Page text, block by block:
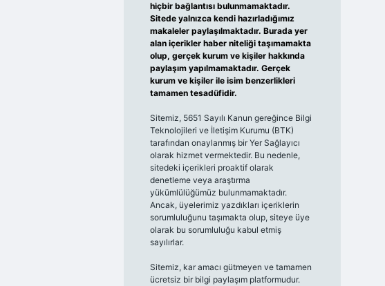
hiçbir bağlantısı bulunmamaktadır.
Sitede yalnızca kendi hazırladığımız
makaleler paylaşılmaktadır. Burada yer
alan içerikler haber niteliği taşımamakta
olup, gerçek kurum ve kişiler hakkında
paylaşım yapılmamaktadır. Gerçek
kurum ve kişiler ile isim benzerlikleri
tamamen tesadüfidir.
Sitemiz, 5651 Sayılı Kanun gereğince Bilgi
Teknolojileri ve İletişim Kurumu (BTK)
tarafından onaylanmış bir Yer Sağlayıcı
olarak hizmet vermektedir. Bu nedenle,
sitedeki içerikleri proaktif olarak
denetleme veya araştırma
yükümlülüğümüz bulunmamaktadır.
Ancak, üyelerimiz yazdıkları içeriklerin
sorumluluğunu taşımakta olup, siteye üye
olarak bu sorumluluğu kabul etmiş
sayılırlar.
Sitemiz, kar amacı gütmeyen ve tamamen
ücretsiz bir bilgi paylaşım platformudur.